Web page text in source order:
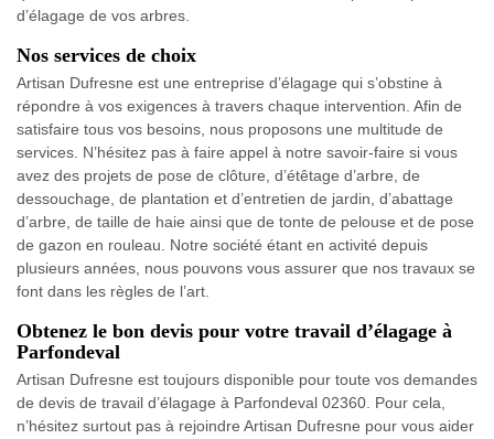
d’élagage de vos arbres.
Nos services de choix
Artisan Dufresne est une entreprise d’élagage qui s’obstine à
répondre à vos exigences à travers chaque intervention. Afin de
satisfaire tous vos besoins, nous proposons une multitude de
services. N’hésitez pas à faire appel à notre savoir-faire si vous
avez des projets de pose de clôture, d’étêtage d’arbre, de
dessouchage, de plantation et d’entretien de jardin, d’abattage
d’arbre, de taille de haie ainsi que de tonte de pelouse et de pose
de gazon en rouleau. Notre société étant en activité depuis
plusieurs années, nous pouvons vous assurer que nos travaux se
font dans les règles de l’art.
Obtenez le bon devis pour votre travail d’élagage à
Parfondeval
Artisan Dufresne est toujours disponible pour toute vos demandes
de devis de travail d’élagage à Parfondeval 02360. Pour cela,
n’hésitez surtout pas à rejoindre Artisan Dufresne pour vous aider